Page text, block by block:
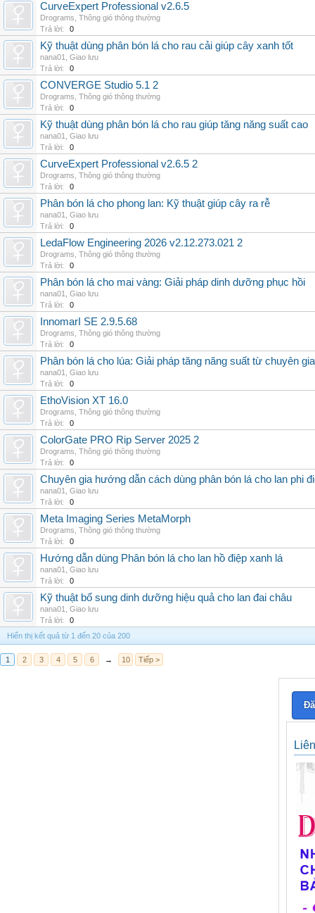
CurveExpert Professional v2.6.5
Drograms Thông gió thông thường
Trả lời:
0
Kỹ thuật dùng phân bón lá cho rau cải giúp cây xanh tốt
nana01
Giao lưu
Trả lời:
0
CONVERGE Studio 5.1 2
Drograms Thông gió thông thường
Trả lời:
0
Kỹ thuật dùng phân bón lá cho rau giúp tăng năng suất cao
nana01
Giao lưu
Trả lời:
0
CurveExpert Professional v2.6.5 2
Drograms Thông gió thông thường
Trả lời:
0
Phân bón lá cho phong lan: Kỹ thuật giúp cây ra rễ
nana01
Giao lưu
Trả lời:
0
LedaFlow Engineering 2026 v2.12.273.021 2
Drograms Thông gió thông thường
Trả lời:
0
Phân bón lá cho mai vàng: Giải pháp dinh dưỡng phục hồi
nana01
Giao lưu
Trả lời:
0
InnomarI SE 2.9.5.68
Drograms Thông gió thông thường
Trả lời:
0
Phân bón lá cho lúa: Giải pháp tăng năng suất từ chuyên gia
nana01
Giao lưu
Trả lời:
0
EthoVision XT 16.0
Drograms Thông gió thông thường
Trả lời:
0
ColorGate PRO Rip Server 2025 2
Drograms Thông gió thông thường
Trả lời:
0
Chuyên gia hướng dẫn cách dùng phân bón lá cho lan phi
nana01
Giao lưu
Trả lời:
0
Meta Imaging Series MetaMorph
Drograms Thông gió thông thường
Trả lời:
0
Hướng dẫn dùng Phân bón lá cho lan hồ điệp xanh lá
nana01
Giao lưu
Trả lời:
0
Kỹ thuật bổ sung dinh dưỡng hiệu quả cho lan đai châu
nana01
Giao lưu
Trả lời:
0
Hiển thị kết quả từ 1 đến 20 của 200
1 2 3 4 5 6 → 10 Tiếp >